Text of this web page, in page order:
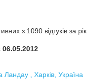
з 1090 відгуків за рік
Ландау , Харків, Україна